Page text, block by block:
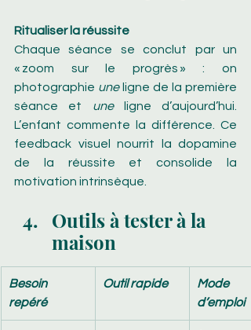
Ritualiser la réussite
Chaque séance se conclut par un
« zoom sur le progrès » : on
photographie une ligne de la première
séance et une ligne d’aujourd’hui.
L’enfant commente la différence. Ce
feedback visuel nourrit la dopamine
de la réussite et consolide la
motivation intrinsèque.
Outils à tester à la
maison
Besoin
repéré
Outil rapide
Mode
d’emploi